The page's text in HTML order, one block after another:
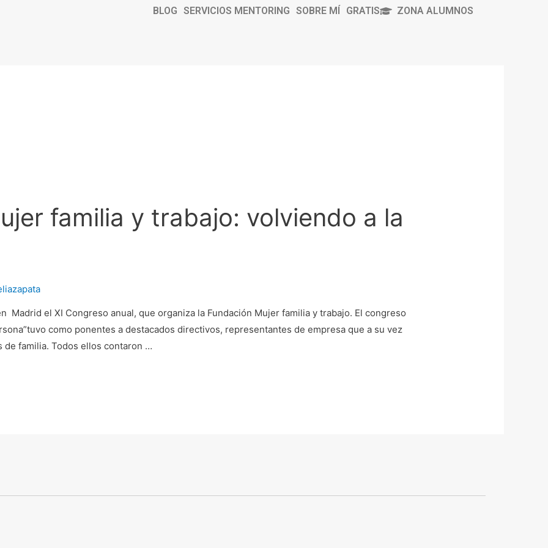
BLOG SERVICIOS MENTORING SOBRE MÍ GRATIS ZONA ALUMNOS
familia y trabajo: volviendo a la
Madrid el XI Congreso anual, que organiza la Fundación Mujer familia y trabajo. El congreso
como ponentes a destacados directivos, representantes de empresa que a su vez
familia. Todos ellos contaron …